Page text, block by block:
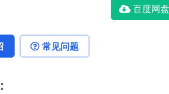
百度网盘
常见问题